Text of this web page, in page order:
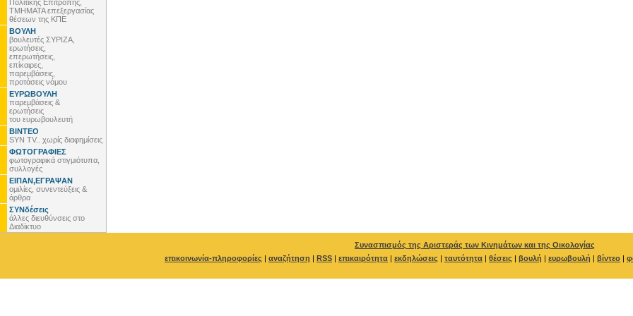
Πολιτικής Επιτροπής,
ΤΜΗΜΑΤΑ επεξεργασίας
θέσεων της ΚΠΕ
ΒΟΥΛΗ
βουλευτές ΣΥΡΙΖΑ,
ερωτήσεις,
επερωτήσεις,
επίκαιρες,
παρεμβάσεις,
προτάσεις νόμου
ΕΥΡΩΒΟΥΛΗ
παρεμβάσεις &
ερωτήσεις
του ευρωβουλευτή
ΒΙΝΤΕΟ
SYN TV.. χωρίς διαφημίσεις
ΦΩΤΟΓΡΑΦΙΕΣ
φωτογραφικά στιγμιότυπα,
συλλογές
ΕΙΠΑΝ,ΕΓΡΑΨΑΝ
ομιλίες, συνεντεύξεις &
άρθρα
ΣΥΝδέσεις
άλλες διευθύνσεις στο
Διαδίκτυο
Συνασπισμός της Αριστεράς των Κινημάτων και της Οικολογίας
επικοινωνία-πληροφορίες | αναζήτηση | RSS | επικαιρότητα | εκδηλώσεις | ταυτότητα | θέσεις | βουλή | ευρωβουλή | βίντεο |